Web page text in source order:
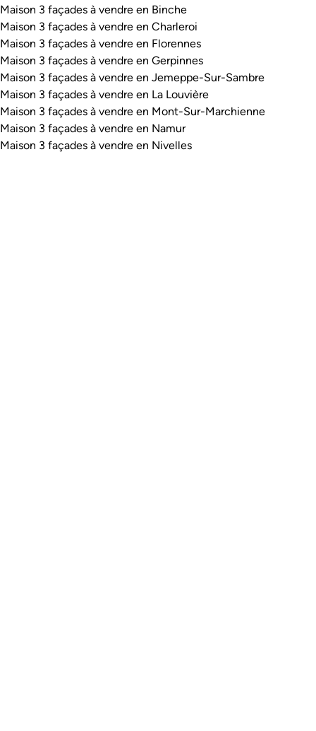
Maison 3 façades à vendre en Binche
Maison 3 façades à vendre en Charleroi
Maison 3 façades à vendre en Florennes
Maison 3 façades à vendre en Gerpinnes
Maison 3 façades à vendre en Jemeppe-Sur-Sambre
Maison 3 façades à vendre en La Louvière
Maison 3 façades à vendre en Mont-Sur-Marchienne
Maison 3 façades à vendre en Namur
Maison 3 façades à vendre en Nivelles